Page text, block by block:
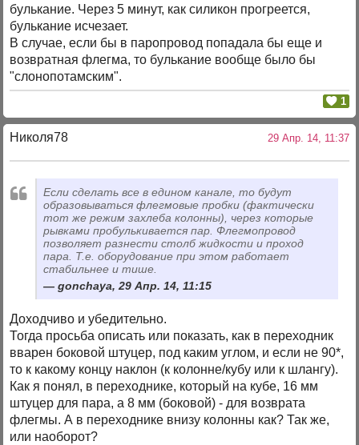
булькание. Через 5 минут, как силикон прогреется,
булькание исчезает.
В случае, если бы в паропровод попадала бы еще и
возвратная флегма, то булькание вообще было бы
"слонопотамским".
1
Николя78 29 Апр. 14, 11:37
Если сделать все в едином канале, то будут
образовываться флегмовые пробки (фактически
тот же режим захлеба колонны), через которые
рывками пробулькивается пар. Флегмопровод
позволяет разнести столб жидкости и проход
пара. Т.е. оборудование при этом работает
стабильнее и тише.
gonchaya, 29 Апр. 14, 11:15
Доходчиво и убедительно.
Тогда просьба описать или показать, как в переходник
вварен боковой штуцер, под каким углом, и если не 90*,
то к какому концу наклон (к колонне/кубу или к шлангу).
Как я понял, в переходнике, который на кубе, 16 мм
штуцер для пара, а 8 мм (боковой) - для возврата
флегмы. А в переходнике внизу колонны как? Так же,
или наоборот?